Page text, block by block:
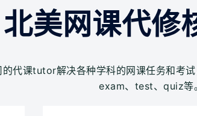
北美网课代修
的代课tutor解决各种学科的网课任务和考
exam、test、quiz等。